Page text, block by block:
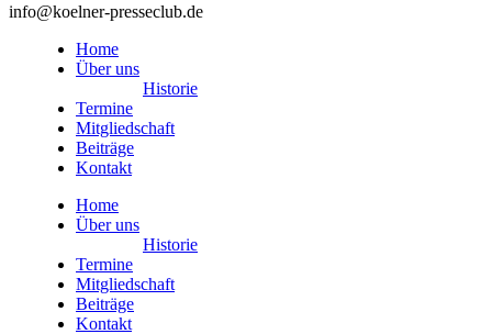
info@koelner-presseclub.de
Home
Über uns
Historie
Termine
Mitgliedschaft
Beiträge
Kontakt
Home
Über uns
Historie
Termine
Mitgliedschaft
Beiträge
Kontakt